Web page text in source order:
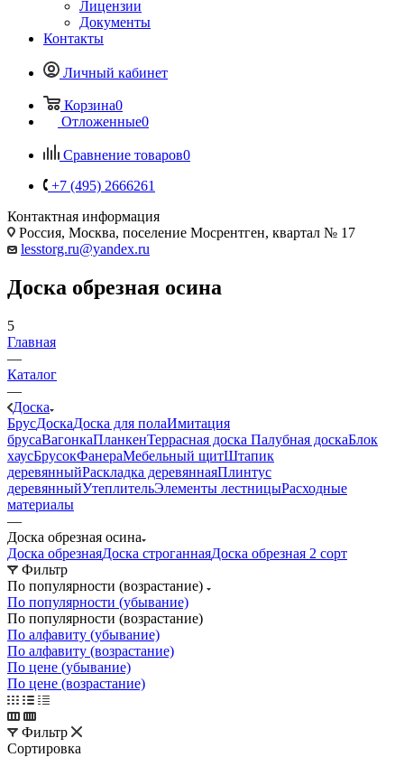
Лицензии
Документы
Контакты
Личный кабинет
Корзина0
Отложенные0
Сравнение товаров0
+7 (495) 2666261
Контактная информация
Россия, Москва, поселение Мосрентген, квартал № 17
lesstorg.ru@yandex.ru
Доска обрезная осина
5
Главная
—
Каталог
—
Доска
БрусДоскаДоска для полаИмитация
брусаВагонкаПланкенТеррасная доска Палубная доскаБлок
хаусБрусокФанераМебельный щитШтапик
деревянныйРаскладка деревяннаяПлинтус
деревянныйУтеплительЭлементы лестницыРасходные
материалы
—
Доска обрезная осина
Доска обрезнаяДоска строганнаяДоска обрезная 2 сорт
Фильтр
По популярности (возрастание)
По популярности (убывание)
По популярности (возрастание)
По алфавиту (убывание)
По алфавиту (возрастание)
По цене (убывание)
По цене (возрастание)
Фильтр
Сортировка